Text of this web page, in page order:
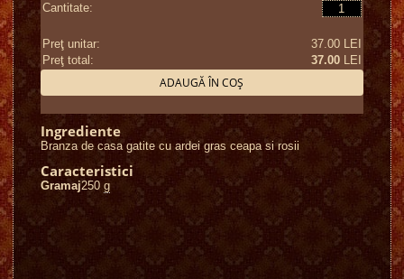
Cantitate:
Preţ unitar:
37.00 LEI
Preţ total:
37.00LEI
ADAUGĂ ÎN COŞ
Ingrediente
Branza de casa gatite cu ardei gras ceapa si rosii
Caracteristici
Gramaj250 g